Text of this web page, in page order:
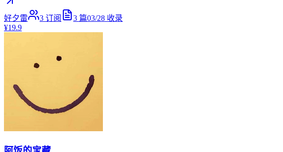
好夕雷 3 订阅 3 篇03/28 收录
¥19.9